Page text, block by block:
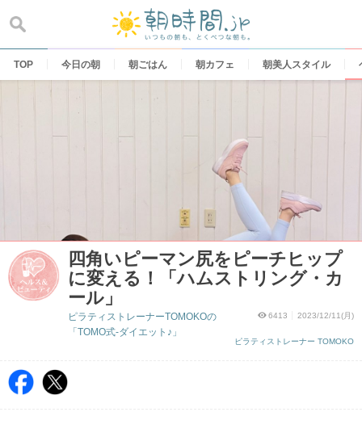
content
TOP 今日の朝 朝ごはん 朝カフェ 朝美人スタイル
四角いピーマン尻をピーチヒップ
に変える！「ハムストリング・カ
ール」
6413 2023/12/11(月)
ピラティストレーナー TOMOKO
ピラティストレーナーTOMOKOの
「TOMO式-ダイエット♪」